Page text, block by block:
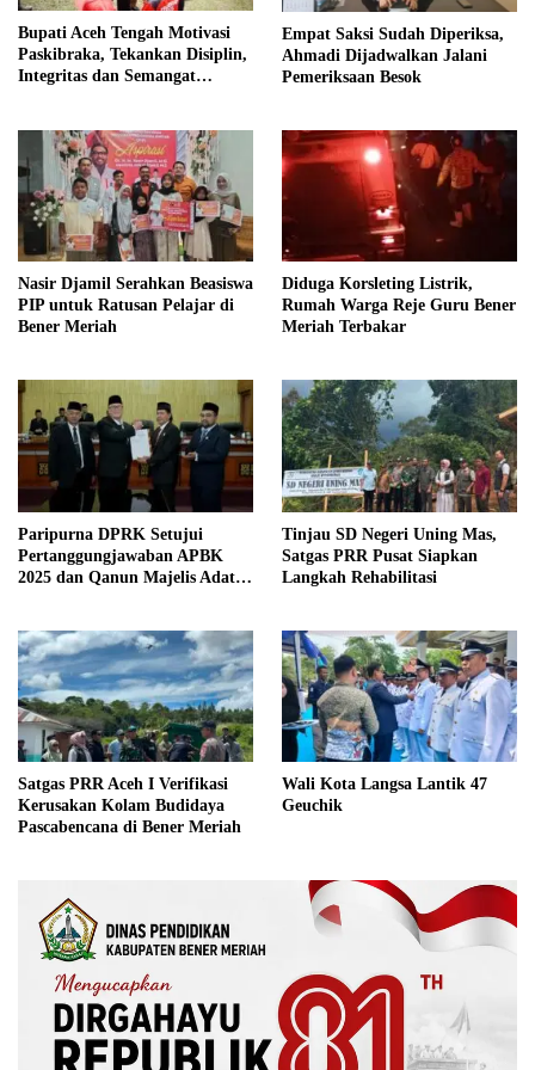
Bupati Aceh Tengah Motivasi
Paskibraka, Tekankan Disiplin,
Integritas dan Semangat
Empat Saksi Sudah Diperiksa,
Ahmadi Dijadwalkan Jalani
Pemeriksaan Besok
Nasir Djamil Serahkan Beasiswa
PIP untuk Ratusan Pelajar di
Bener Meriah
Diduga Korsleting Listrik,
Rumah Warga Reje Guru Bener
Meriah Terbakar
Paripurna DPRK Setujui
Pertanggungjawaban APBK
2025 dan Qanun Majelis Adat
Tinjau SD Negeri Uning Mas,
Satgas PRR Pusat Siapkan
Langkah Rehabilitasi
Satgas PRR Aceh I Verifikasi
Kerusakan Kolam Budidaya
Pascabencana di Bener Meriah
Wali Kota Langsa Lantik 47
Geuchik